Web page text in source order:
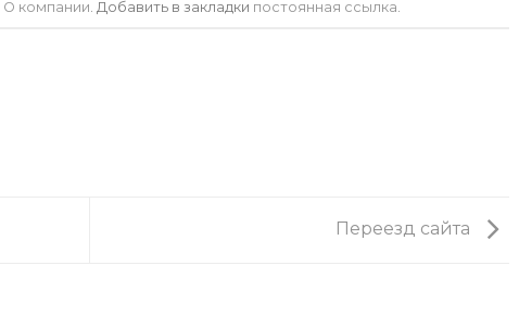
О компании. Добавить в закладки постоянная ссылка.
Переезд сайта